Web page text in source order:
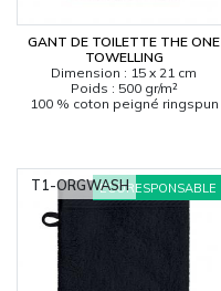
CARRYON
L'ENTREPRISE
SERVICES
MARQUES & CERTIFICATS
TECHNIQUES MARQUAGE
CONTACT
GANT DE TOILETTE THE ONE
TOWELLING
Dimension : 15 x 21 cm
Poids : 500 gr/m²
100 % coton peigné ringspun
ÉCORESPONSABLE
T1-ORGWASH